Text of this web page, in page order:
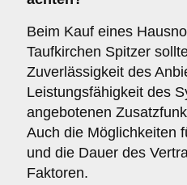
Beim Kauf eines
Taufkirchen Spitzer
Zuverlässigkeit des
Leistungsfähigkeit des
angebotenen
Auch die Möglichkeiten
und die Dauer des
Faktoren.